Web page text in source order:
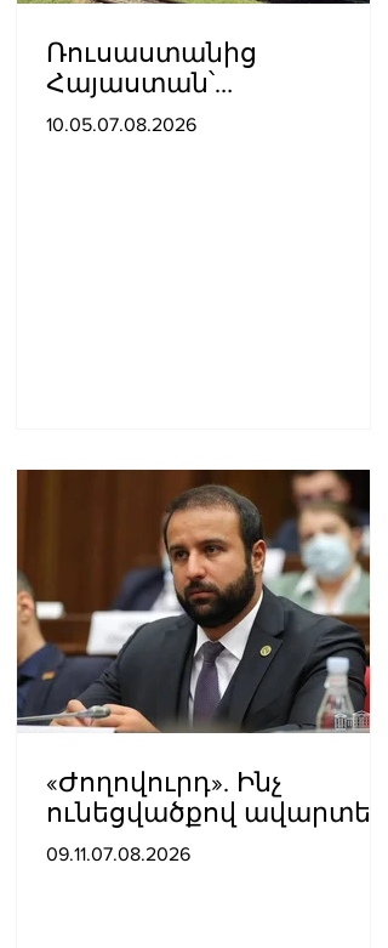
Ռուսաստանից
Հայաստան՝
Ադրբեջանով
10.05.07.08.2026
«Ժողովուրդ». Ինչ
ունեցվածքով ավարտեց
պատգամավորական
09.11.07.08.2026